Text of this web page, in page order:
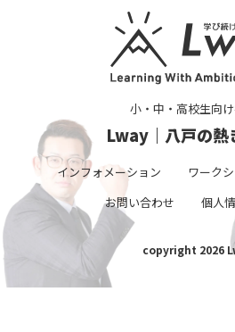
小・中・高校生向
Lway｜八戸の熱
インフォメーション ワーク
お問い合わせ
個人
copyright 2026